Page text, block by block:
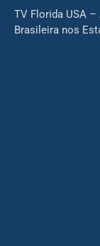
TV Florida USA –
Brasileira nos